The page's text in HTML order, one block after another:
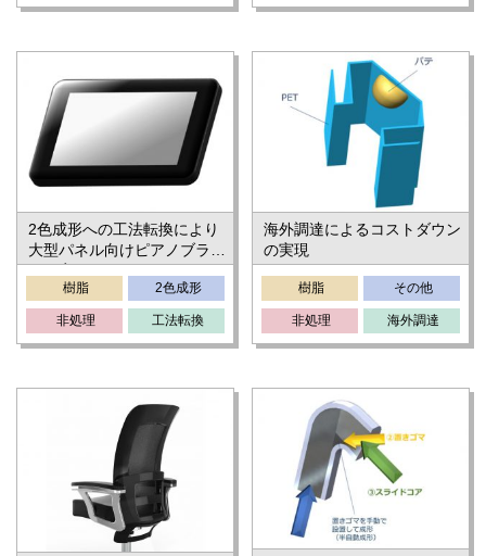
2色成形への工法転換により
大型パネル向けピアノブラッ
クを実現
樹脂 2色成形
非処理 工法転換
海外調達によるコストダウン
の実現
樹脂 その他
非処理 海外調達